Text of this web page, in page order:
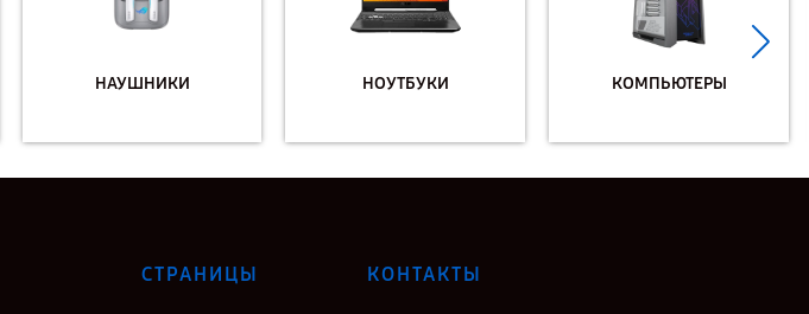
НАУШНИКИ НОУТБУКИ КОМПЬЮТЕРЫ
СТРАНИЦЫ КОНТАКТЫ